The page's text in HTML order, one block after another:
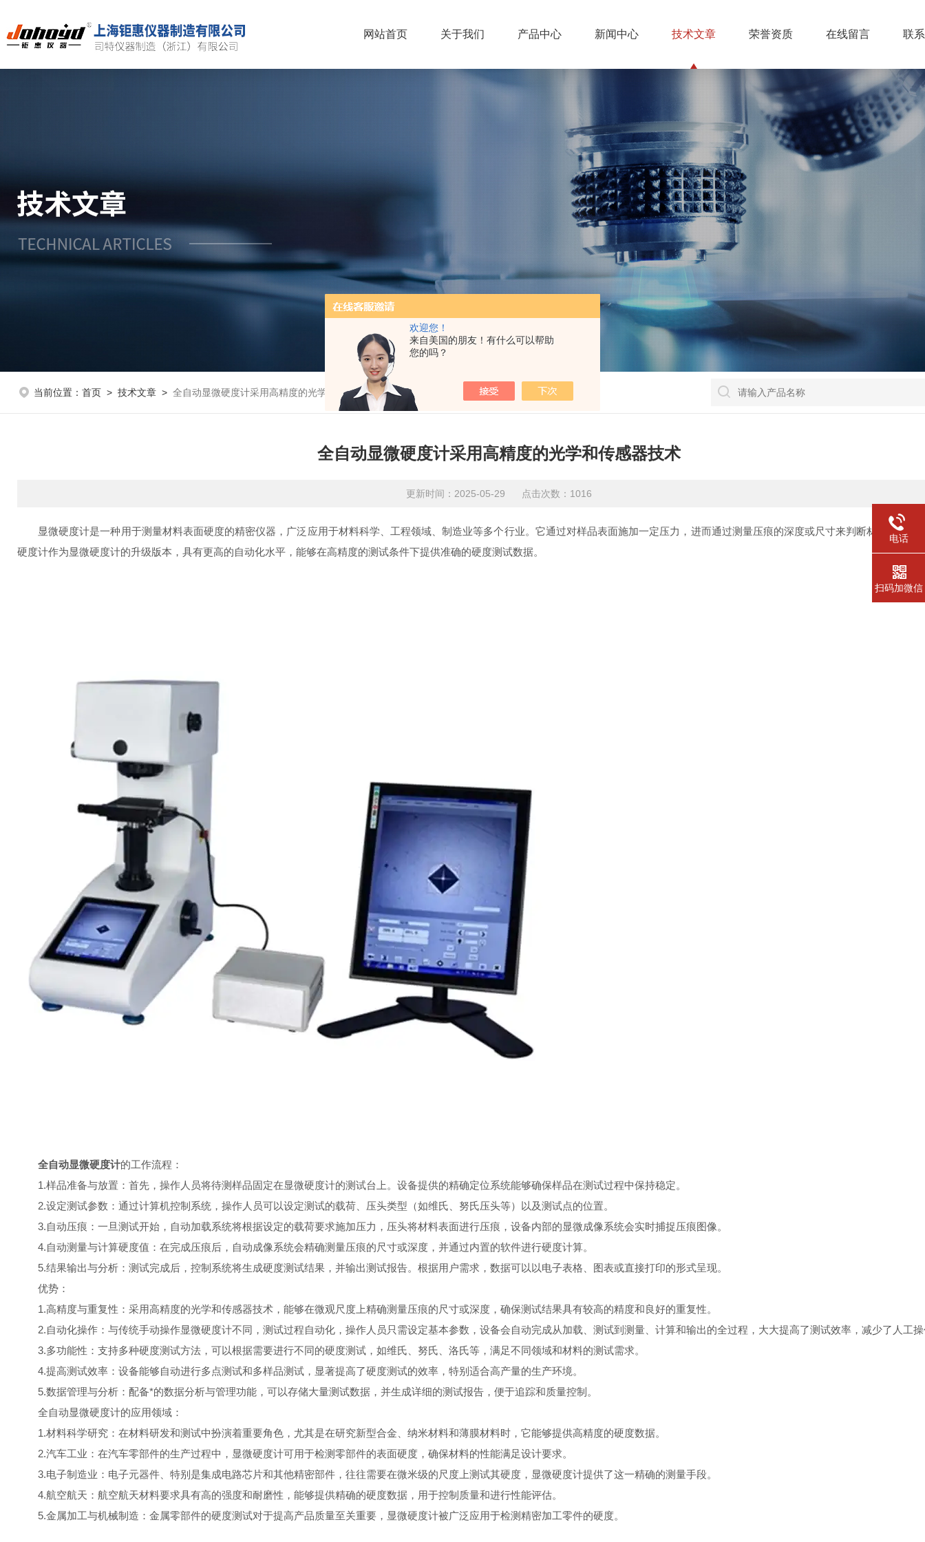
欢迎您！
来自美国的朋友！有什么可以帮助
您的吗？
网站首页 关于我们 产品中心 新闻中心 技术文章 荣誉资质 在线留言 联
当前位置： 首页 > 技术文章 > 全自动显微硬度计采用高精度的光学和传感器技术
全自动显微硬度计采用高精度的光学和传感器技术
更新时间：2025-05-29 点击次数：1016
显微硬度计是一种用于测量材料表面硬度的精密仪器，广泛应用于材料科学、工程领域、制造业等多个行业。它通过对样品表面施加一定压力，进而通过测量压痕的深度或尺寸来判断材料的硬度
硬度计作为显微硬度计的升级版本，具有更高的自动化水平，能够在高精度的测试条件下提供准确的硬度测试数据。
全自动显微硬度计的工作流程：
1.样品准备与放置：首先，操作人员将待测样品固定在显微硬度计的测试台上。设备提供的精确定位系统能够确保样品在测试过程中保持稳定。
2.设定测试参数：通过计算机控制系统，操作人员可以设定测试的载荷、压头类型（如维氏、努氏压头等）以及测试点的位置。
3.自动压痕：一旦测试开始，自动加载系统将根据设定的载荷要求施加压力，压头将材料表面进行压痕，设备内部的显微成像系统会实时捕捉压痕图像。
4.自动测量与计算硬度值：在完成压痕后，自动成像系统会精确测量压痕的尺寸或深度，并通过内置的软件进行硬度计算。
5.结果输出与分析：测试完成后，控制系统将生成硬度测试结果，并输出测试报告。根据用户需求，数据可以以电子表格、图表或直接打印的形式呈现。
优势：
1.高精度与重复性：采用高精度的光学和传感器技术，能够在微观尺度上精确测量压痕的尺寸或深度，确保测试结果具有较高的精度和良好的重复性。
2.自动化操作：与传统手动操作显微硬度计不同，测试过程自动化，操作人员只需设定基本参数，设备会自动完成从加载、测试到测量、计算和输出的全过程，大大提高了测试效率，减少了人工
3.多功能性：支持多种硬度测试方法，可以根据需要进行不同的硬度测试，如维氏、努氏、洛氏等，满足不同领域和材料的测试需求。
4.提高测试效率：设备能够自动进行多点测试和多样品测试，显著提高了硬度测试的效率，特别适合高产量的生产环境。
5.数据管理与分析：配备*的数据分析与管理功能，可以存储大量测试数据，并生成详细的测试报告，便于追踪和质量控制。
全自动显微硬度计的应用领域：
1.材料科学研究：在材料研发和测试中扮演着重要角色，尤其是在研究新型合金、纳米材料和薄膜材料时，它能够提供高精度的硬度数据。
2.汽车工业：在汽车零部件的生产过程中，显微硬度计可用于检测零部件的表面硬度，确保材料的性能满足设计要求。
3.电子制造业：电子元器件、特别是集成电路芯片和其他精密部件，往往需要在微米级的尺度上测试其硬度，显微硬度计提供了这一精确的测量手段。
4.航空航天：航空航天材料要求具有高的强度和耐磨性，能够提供精确的硬度数据，用于控制质量和进行性能评估。
5.金属加工与机械制造：金属零部件的硬度测试对于提高产品质量至关重要，显微硬度计被广泛应用于检测精密加工零件的硬度。
电话
扫码加微信